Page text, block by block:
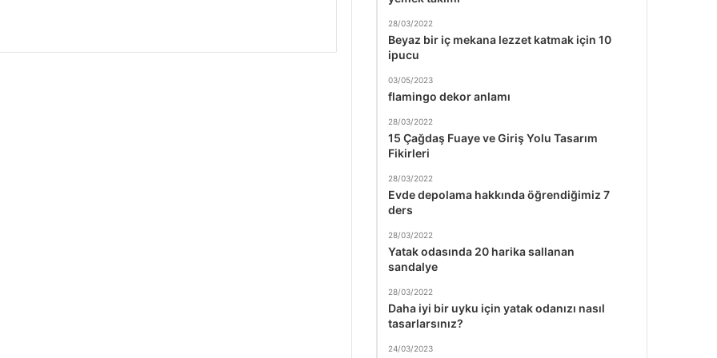
28/03/2022
Beyaz bir iç mekana lezzet katmak için 10
ipucu
03/05/2023
flamingo dekor anlamı
28/03/2022
15 Çağdaş Fuaye ve Giriş Yolu Tasarım
Fikirleri
28/03/2022
Evde depolama hakkında öğrendiğimiz 7
ders
28/03/2022
Yatak odasında 20 harika sallanan
sandalye
28/03/2022
Daha iyi bir uyku için yatak odanızı nasıl
tasarlarsınız?
24/03/2023